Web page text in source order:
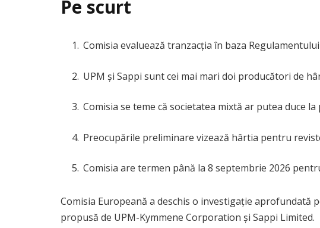
Pe scurt
Comisia evaluează tranzacția în baza
UPM și Sappi sunt cei mai mari doi producători de
Comisia se teme că societatea mixtă ar putea duce
Preocupările preliminare vizează hârtia pentru
Comisia are termen până la 8 septembrie 2026
Comisia Europeană a deschis o investigație aprofundată
propusă de UPM-Kymmene Corporation și Sappi Limited.